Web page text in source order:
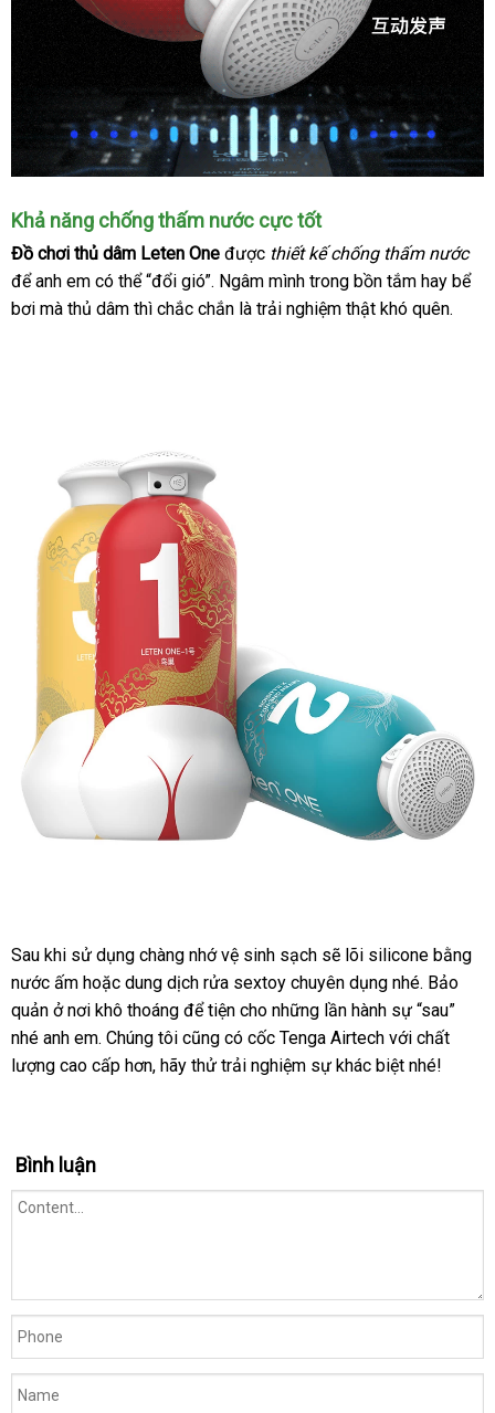
Chức
năng
phát
tiếng
rên
Khả năng chống thấm nước cực tốt
Đồ chơi thủ dâm Leten One đổi
trả
được thiết kế chống thấm nước
xét
để anh em mới
nhất
có thể “đổi gió”danh
sách
. Ngâm mình trong bồn tắm hay bể
bơi so
mà thủ dâm link
thì chắc chắn là trải nghiệm thật khó quên.
Khả
năng
chống
thấm
cực
Sau khi sử dụng chàng nhớ vệ sinh sạch có
nên
mua
sẽ lõi silicone bằng
nước ấm hàng
giả
hoặc dung dịch rửa sextoy chuyên dụng giá
sỉ
nhétư
vấn
. Bảo
quản ở nơi khô thoáng shopee
để tiện cho mới
nhất
những lần hành sự “sau”
nhé anh emkhuyến
mãi
. Chúng tôi cũ
cũng có cốc Tenga Airtech chợ
với chất
lượng cao cấp hơnnhập
, hãy thử trải nghiệm sự khác biệt có
nhé!
Bình luận